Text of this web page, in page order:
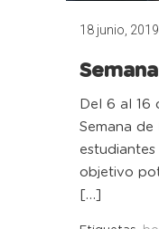
18 junio, 2019
Del 6 al 16
Semana
objetivo
[…]